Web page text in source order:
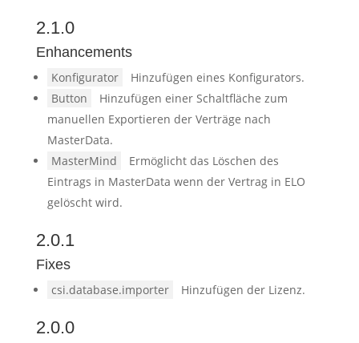
2.1.0
Enhancements
Konfigurator
Hinzufügen eines Konfigurators.
Button
Hinzufügen einer Schaltfläche zum
manuellen Exportieren der Verträge nach
MasterData.
MasterMind
Ermöglicht das Löschen des
Eintrags in MasterData wenn der Vertrag in ELO
gelöscht wird.
2.0.1
Fixes
csi.database.importer Hinzufügen der Lizenz.
2.0.0